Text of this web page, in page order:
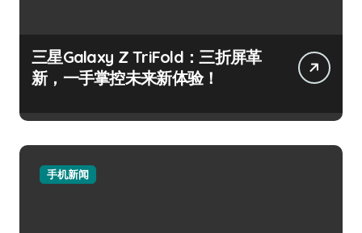
三星Galaxy Z TriFold：三折屏革
新，一手掌控未来新体验！
手机新闻